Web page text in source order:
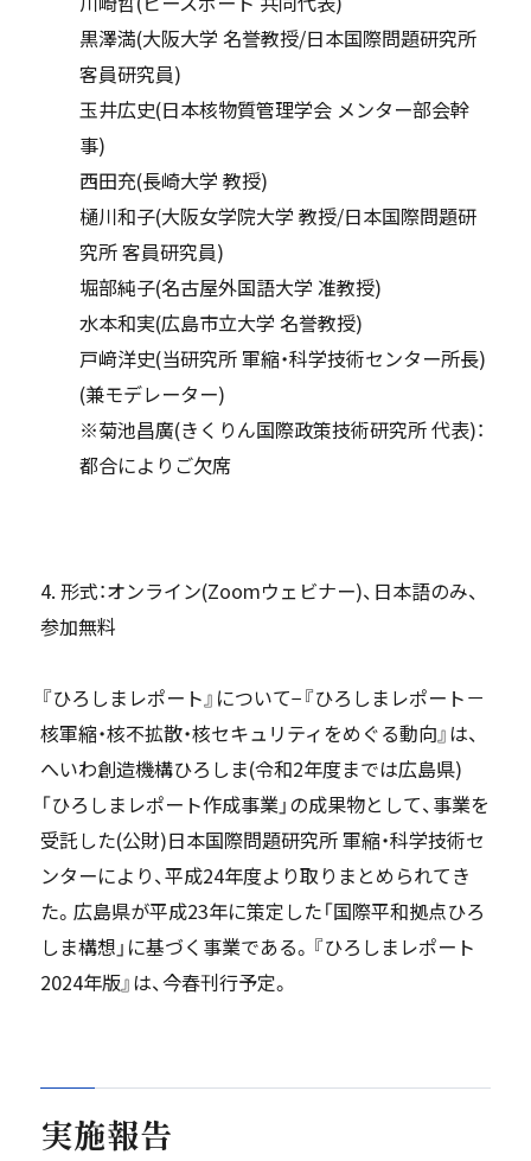
黒澤満(大阪大学 名誉教授/日本国際問題研究所
客員研究員)
玉井広史(日本核物質管理学会 メンター部会幹
事)
西田充(長崎大学 教授)
樋川和子(大阪女学院大学 教授/日本国際問題研
究所 客員研究員)
堀部純子(名古屋外国語大学 准教授)
水本和実(広島市立大学 名誉教授)
戸﨑洋史(当研究所 軍縮・科学技術センター所長)
(兼モデレーター)
※菊池昌廣(きくりん国際政策技術研究所 代表)：
都合によりご欠席
4. 形式：オンライン(Zoomウェビナー)、日本語のみ、
参加無料
『ひろしまレポート』について−『ひろしまレポート－
核軍縮・核不拡散・核セキュリティをめぐる動向』は、
へいわ創造機構ひろしま(令和2年度までは広島県)
「ひろしまレポート作成事業」の成果物として、事業を
受託した(公財)日本国際問題研究所 軍縮・科学技術セ
ンターにより、平成24年度より取りまとめられてき
た。広島県が平成23年に策定した「国際平和拠点ひろ
しま構想」に基づく事業である。『ひろしまレポート
2024年版』は、今春刊行予定。
実施報告